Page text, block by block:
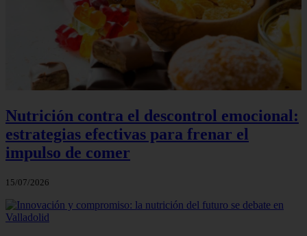
Nutrición contra el descontrol emocional:
estrategias efectivas para frenar el
impulso de comer
15/07/2026